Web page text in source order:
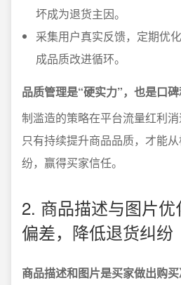
坏成为退货主因。
采集用户真实反馈，定期优
成品质改进循环。
品质管理是“硬实力”，也是口碑
制滥造的策略在平台流量红利消
只有持续提升商品品质，才能
纷，赢得买家信任。
2. 商品描述与图片
偏差，降低退货纠纷
商品描述和图片是买家做出购买